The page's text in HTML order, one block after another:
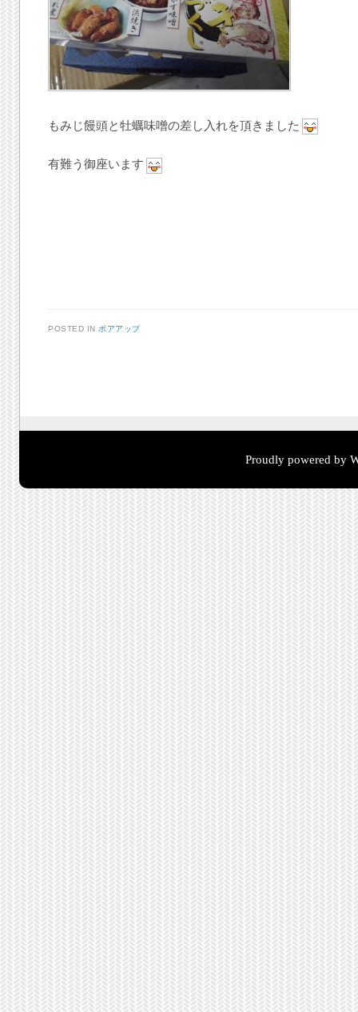
もみじ饅頭と牡蠣味噌の差し入れを頂きました
有難う御座います
POSTED IN ボアアップ
Proudly powered by